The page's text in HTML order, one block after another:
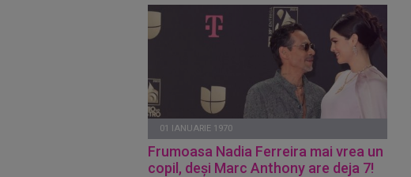
01 IANUARIE 1970
Frumoasa Nadia Ferreira mai vrea un
copil, deși Marc Anthony are deja 7!